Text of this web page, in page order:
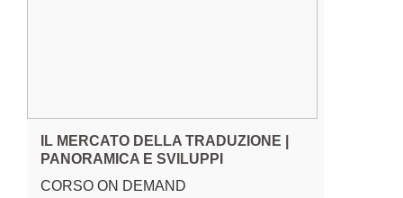
IL MERCATO DELLA TRADUZIONE |
PANORAMICA E SVILUPPI
CORSO ON DEMAND